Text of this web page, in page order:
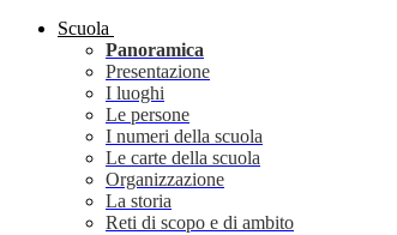
Scuola
Panoramica
Presentazione
I luoghi
Le persone
I numeri della scuola
Le carte della scuola
Organizzazione
La storia
Reti di scopo e di ambito